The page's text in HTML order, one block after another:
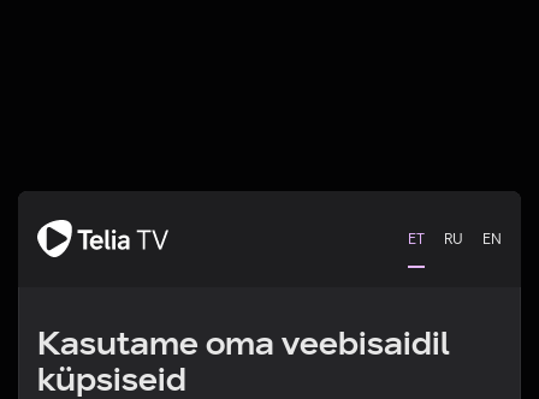
ET RU EN
Kasutame oma veebisaidil
küpsiseid